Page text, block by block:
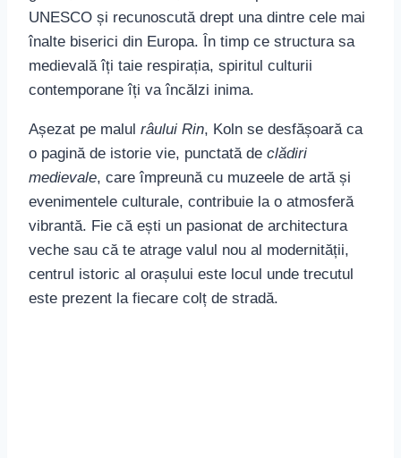
UNESCO și recunoscută drept una dintre cele mai
înalte biserici din Europa. În timp ce structura sa
medievală îți taie respirația, spiritul culturii
contemporane îți va încălzi inima.
Așezat pe malul râului Rin, Koln se desfășoară ca
o pagină de istorie vie, punctată de clădiri
medievale, care împreună cu muzeele de artă și
evenimentele culturale, contribuie la o atmosferă
vibrantă. Fie că ești un pasionat de architectura
veche sau că te atrage valul nou al modernității,
centrul istoric al orașului este locul unde trecutul
este prezent la fiecare colț de stradă.